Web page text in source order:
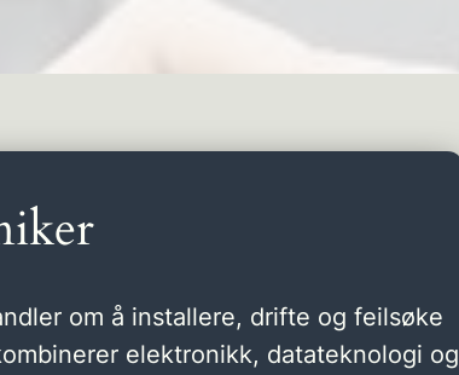
om å installere, drifte og feilsøke
elektronikk, datateknologi og